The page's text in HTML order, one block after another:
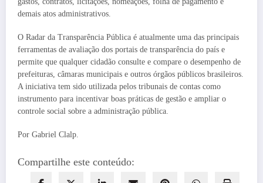
demais atos administrativos.
O Radar da Transparência Pública é atualmente uma das principais
ferramentas de avaliação dos portais de transparência do país e
permite que qualquer cidadão consulte e compare o desempenho de
prefeituras, câmaras municipais e outros órgãos públicos brasileiros.
A iniciativa tem sido utilizada pelos tribunais de contas como
instrumento para incentivar boas práticas de gestão e ampliar o
controle social sobre a administração pública.
Por Gabriel Clalp.
Compartilhe este conteúdo: